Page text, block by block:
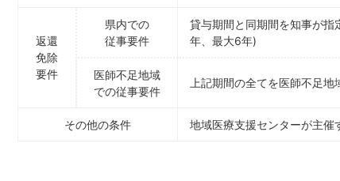
返還
免除
要件
県内での
従事要件
貸与期間と同期間を知事が
年、最大6年)
医師不足地域
での従事要件
上記期間の全てを医師不足
その他の条件 地域医療支援センターが主催